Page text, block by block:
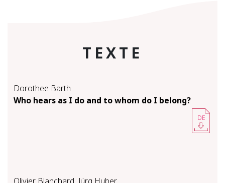
TEXTE
Dorothee Barth
Who hears as I do and to whom do I be­long?
DE